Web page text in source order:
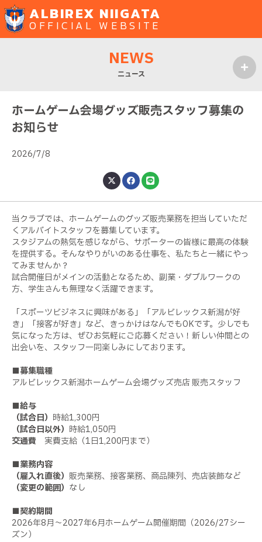
ALBIREX NIIGATA
OFFICIAL WEBSITE
NEWS
ニュース
ホームゲーム会場グッズ販売スタッフ募集の
お知らせ
2026/7/8
当クラブでは、ホームゲームのグッズ販売業務を担当していただ
くアルバイトスタッフを募集しています。
スタジアムの熱気を感じながら、サポーターの皆様に最高の体験
を提供する。そんなやりがいのある仕事を、私たちと一緒にやっ
てみませんか？
試合開催日がメインの活動となるため、副業・ダブルワークの
方、学生さんも無理なく活躍できます。
「スポーツビジネスに興味がある」「アルビレックス新潟が好
き」「接客が好き」など、きっかけはなんでもOKです。少しでも
気になった方は、ぜひお気軽にご応募ください！新しい仲間との
出会いを、スタッフ一同楽しみにしております。
■募集職種
アルビレックス新潟ホームゲーム会場グッズ売店 販売スタッフ
■給与
（試合日） 時給1,300円
（試合日以外） 時給1,050円
交通費 実費支給（1日1,200円まで）
■業務内容
（雇入れ直後） 販売業務、接客業務、商品陳列、売店装飾など
（変更の範囲） なし
■契約期間
2026年8月～2027年6月ホームゲーム開催期間（2026/27シー
ズン）